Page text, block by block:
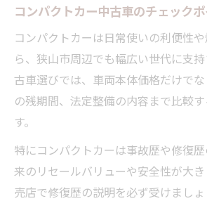
コンパクトカー中古車のチェック
コンパクトカーは日常使いの利便性
ら、狭山市周辺でも幅広い世代に支
古車選びでは、車両本体価格だけで
の残期間、法定整備の内容まで比較
す。
特にコンパクトカーは事故歴や修復
来のリセールバリューや安全性が大
売店で修復歴の説明を必ず受けまし